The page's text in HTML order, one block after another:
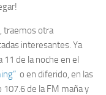
traemos otra
interesantes. Ya
11 de la noche en el
o en diferido, en las
107.6 de la FM maña y